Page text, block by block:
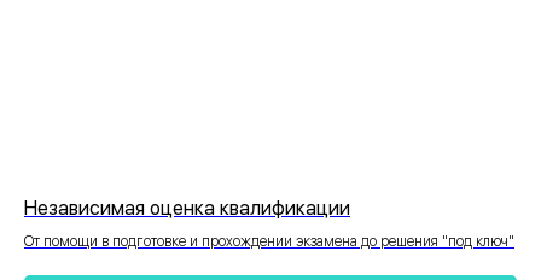
Независимая оценка квалификации
От помощи в подготовке и прохождении экзамена до решения "под ключ"